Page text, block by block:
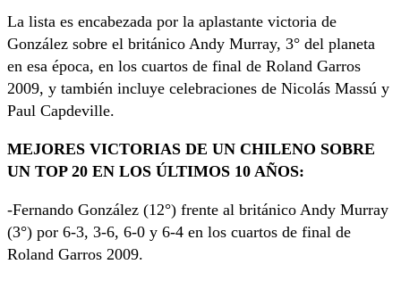
La lista es encabezada por la aplastante victoria de
González sobre el británico Andy Murray, 3° del planeta
en esa época, en los cuartos de final de Roland Garros
2009, y también incluye celebraciones de Nicolás Massú y
Paul Capdeville.
MEJORES VICTORIAS DE UN CHILENO SOBRE
UN TOP 20 EN LOS ÚLTIMOS 10 AÑOS:
-Fernando González (12°) frente al británico Andy Murray
(3°) por 6-3, 3-6, 6-0 y 6-4 en los cuartos de final de
Roland Garros 2009.